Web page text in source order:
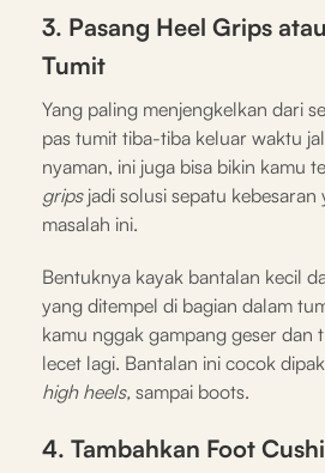
3. Pasang Heel Grips
Tumit
Yang paling menjengkelkan dari
pas tumit tiba-tiba keluar waktu
nyaman, ini juga bisa bikin kamu
grips jadi solusi sepatu kebesaran
masalah ini.
Bentuknya kayak bantalan kecil
yang ditempel di bagian dalam
kamu nggak gampang geser dan
lecet lagi. Bantalan ini cocok
high heels, sampai boots.
4. Tambahkan Foot